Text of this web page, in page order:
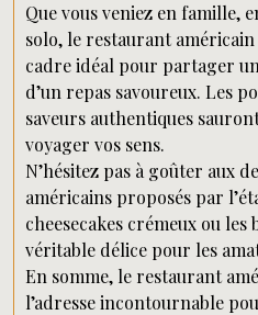
Que vous veniez en famille,
solo, le restaurant
cadre idéal pour partager
d’un repas savoureux. Les
saveurs authentiques
voyager vos sens.
N’hésitez pas à goûter aux
américains proposés par
cheesecakes crémeux ou
véritable délice pour les
En somme, le restaurant
l’adresse incontournable